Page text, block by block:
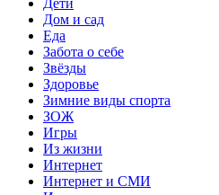
Дом и сад
Еда
Забота о себе
Звёзды
Здоровье
Зимние виды спорта
ЗОЖ
Игры
Из жизни
Интернет
Интернет и СМИ